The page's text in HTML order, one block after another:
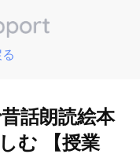
話朗読絵本
む 【授業